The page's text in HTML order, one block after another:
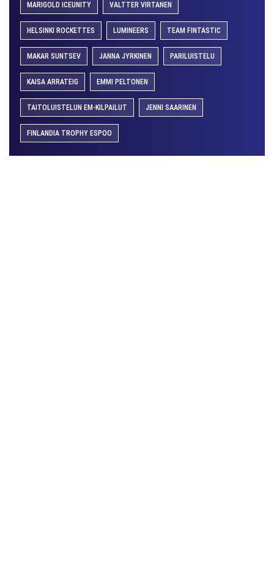
MARIGOLD ICEUNITY VALTTER VIRTANEN
HELSINKI ROCKETTES LUMINEERS TEAM FINTASTIC
MAKAR SUNTSEV JANNA JYRKINEN PARILUISTELU
KAISA ARRATEIG EMMI PELTONEN
TAITOLUISTELUN EM-KILPAILUT JENNI SAARINEN
FINLANDIA TROPHY ESPOO